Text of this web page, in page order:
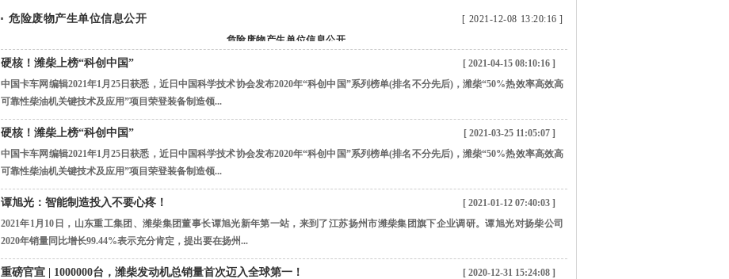
危险废物产生单位信息公开
[ 2021-12-08 13:20:16 ]
危险废物产生单位信息公开
谭旭光：杭发公司要为全行业提供高水平配套柴油机
[ 2021-07-28 09:08:32 ]
2021年1月12日，谭旭光到中国重汽集团杭州发动机公司调研。谭旭光对杭发公司2020年产销量同比增长30%给予充分肯定...
硬核！潍柴上榜“科创中国”
[ 2021-04-15 08:10:16 ]
中国卡车网编辑2021年1月25日获悉，近日中国科学技术协会发布2020年“科创中国”系列榜单(排名不分先后)，潍柴“50%热效率高效高
可靠性柴油机关键技术及应用”项目荣登装备制造领...
硬核！潍柴上榜“科创中国”
[ 2021-03-25 11:05:07 ]
中国卡车网编辑2021年1月25日获悉，近日中国科学技术协会发布2020年“科创中国”系列榜单(排名不分先后)，潍柴“50%热效率高效高
可靠性柴油机关键技术及应用”项目荣登装备制造领...
谭旭光：智能制造投入不要心疼！
[ 2021-01-12 07:40:03 ]
2021年1月10日，山东重工集团、潍柴集团董事长谭旭光新年第一站，来到了江苏扬州市潍柴集团旗下企业调研。谭旭光对扬柴公司
2020年销量同比增长99.44%表示充分肯定，提出要在扬州...
重磅官宣 | 1000000台，潍柴发动机总销量首次迈入全球第一！
[ 2020-12-31 15:24:08 ]